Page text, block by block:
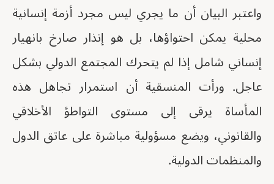
واعتبر البيان أن ما يجري ليس مجرد أزمة إنسانية
محلية يمكن احتواؤها، بل هو إنذار صارخ بانهيار
إنساني شامل إذا لم يتحرك المجتمع الدولي بشكل
عاجل. ورأت المنسقية أن استمرار تجاهل هذه
المأساة يرقى إلى مستوى التواطؤ الأخلاقي
والقانوني، ويضع مسؤولية مباشرة على عاتق الدول
والمنظمات الدولية.